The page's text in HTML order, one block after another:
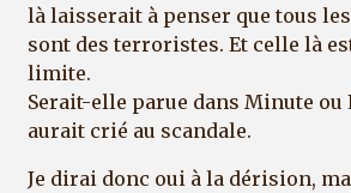
là laisserait à penser que tous
sont des terroristes. Et celle là
limite.
Serait-elle parue dans Minute ou
aurait crié au scandale.
Je dirai donc oui à la dérision,